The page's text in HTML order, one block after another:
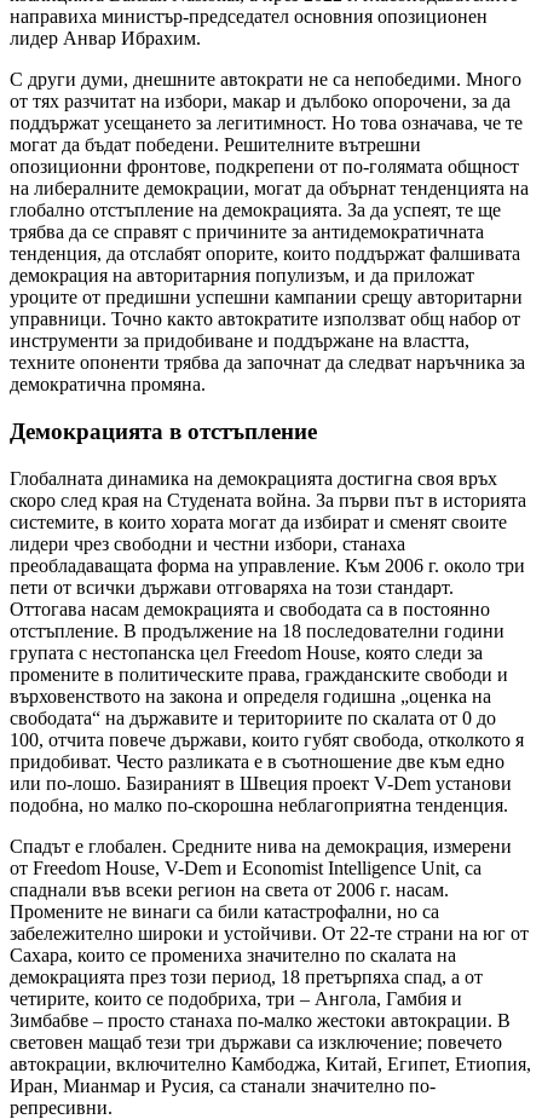
направиха министър-председател основния опозиционен
лидер Анвар Ибрахим.
С други думи, днешните автократи не са непобедими. Много
от тях разчитат на избори, макар и дълбоко опорочени, за да
поддържат усещането за легитимност. Но това означава, че те
могат да бъдат победени. Решителните вътрешни
опозиционни фронтове, подкрепени от по-голямата общност
на либералните демокрации, могат да обърнат тенденцията на
глобално отстъпление на демокрацията. За да успеят, те ще
трябва да се справят с причините за антидемократичната
тенденция, да отслабят опорите, които поддържат фалшивата
демокрация на авторитарния популизъм, и да приложат
уроците от предишни успешни кампании срещу авторитарни
управници. Точно както автократите използват общ набор от
инструменти за придобиване и поддържане на властта,
техните опоненти трябва да започнат да следват наръчника за
демократична промяна.
Демокрацията в отстъпление
Глобалната динамика на демокрацията достигна своя връх
скоро след края на Студената война. За първи път в историята
системите, в които хората могат да избират и сменят своите
лидери чрез свободни и честни избори, станаха
преобладаващата форма на управление. Към 2006 г. около три
пети от всички държави отговаряха на този стандарт.
Оттогава насам демокрацията и свободата са в постоянно
отстъпление. В продължение на 18 последователни години
групата с нестопанска цел Freedom House, която следи за
промените в политическите права, гражданските свободи и
върховенството на закона и определя годишна „оценка на
свободата“ на държавите и териториите по скалата от 0 до
100, отчита повече държави, които губят свобода, отколкото я
придобиват. Често разликата е в съотношение две към едно
или по-лошо. Базираният в Швеция проект V-Dem установи
подобна, но малко по-скорошна неблагоприятна тенденция.
Спадът е глобален. Средните нива на демокрация, измерени
от Freedom House, V-Dem и Economist Intelligence Unit, са
спаднали във всеки регион на света от 2006 г. насам.
Промените не винаги са били катастрофални, но са
забележително широки и устойчиви. От 22-те страни на юг от
Сахара, които се промениха значително по скалата на
демокрацията през този период, 18 претърпяха спад, а от
четирите, които се подобриха, три – Ангола, Гамбия и
Зимбабве – просто станаха по-малко жестоки автокрации. В
световен мащаб тези три държави са изключение; повечето
автокрации, включително Камбоджа, Китай, Египет, Етиопия,
Иран, Мианмар и Русия, са станали значително по-
репресивни.